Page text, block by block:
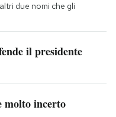
due nomi che gli
il presidente
molto incerto